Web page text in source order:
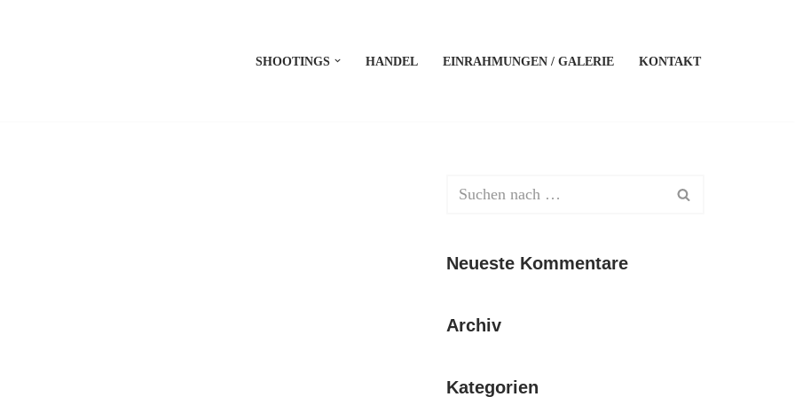
SHOOTINGS HANDEL EINRAHMUNGEN / GALERIE KONTAKT
Neueste Kommentare
Archiv
Kategorien